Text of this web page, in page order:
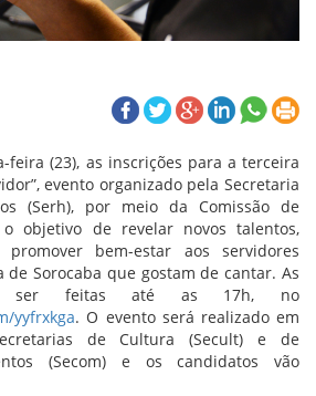
feira (23), as inscrições para a terceira
evento organizado pela Secretaria
(Serh), por meio da Comissão de
o objetivo de revelar novos talentos,
bem-estar aos servidores
Sorocaba que gostam de cantar. As
ser feitas até as 17h, no
yyfrxkga. O evento será realizado em
de Cultura (Secult) e de
(Secom) e os candidatos vão